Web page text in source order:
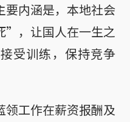
内涵是，本地社会
”，让国人在一生之
受训练，保持竞争
领工作在薪资报酬及